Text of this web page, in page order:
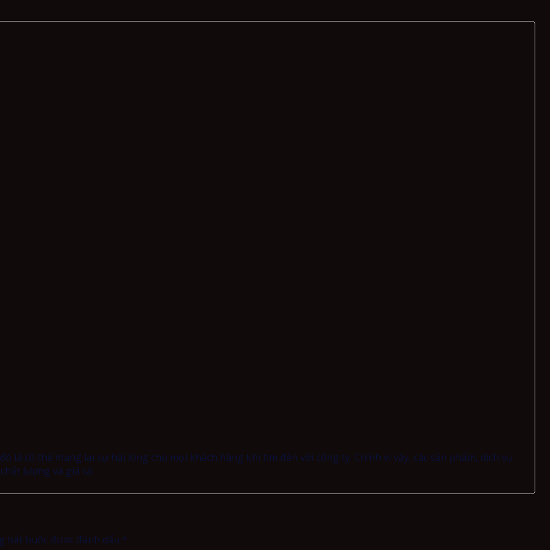
có thể mang lại sự hài lòng cho mọi khách hàng khi tìm đến với công ty. Chính vì vậy, các sản phẩm, dịch vụ
lượng và giá cả.
bắt buộc được đánh dấu *